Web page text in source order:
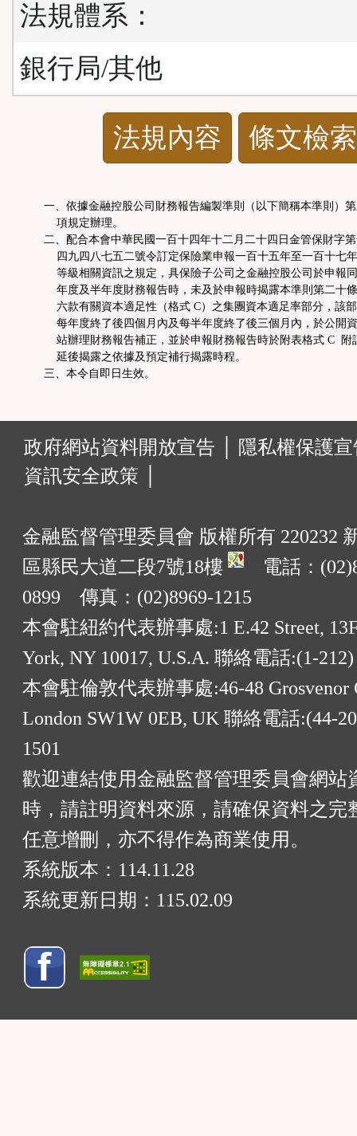
法規體系：
銀行局/其他
法規內容 條文檢索
一、依據金融控股公司財務報告編製準則（以下簡稱本準則）第
項規定辦理。
二、配合本會中華民國一百十四年十二月二十四日金管保財字第
四九四八七五二號令訂定保險業申報一百十五年至一百十七年
等級相關資訊之規定，具保險子公司之金融控股公司於申報同
年度及半年度財務報告時，未及於申報時揭露本準則第二十條
六款有關資本適足性（格式 C）之集團資本適足率部分，該部
每年度終了後四個月內及每半年度終了後三個月內，於公開資
站辦理財務報告補正，並於申報財務報告時於附表格式 C 附
延後揭露之依據及預定補行揭露時程。
三、本令自即日生效。
政府網站資料開放宣告 │
隱私權保護
資訊安全政策 │
金融監督管理委員會 版權所有 220232
區縣民大道二段7號18樓
電話：
0899 傳真：(02)8969-1215
本會駐紐約代表辦事處:1 E.42 Street,
York, NY 10017, U.S.A. 聯絡電話:(1-212)
本會駐倫敦代表辦事處:46-48 Grosvenor
London SW1W 0EB, UK 聯絡電話:(44-
1501
歡迎連結使用金融監督管理委員會網站
時，請註明資料來源，請確保資料之完
任意增刪，亦不得作為商業使用。
系統版本： 114.11.28
系統更新日期： 115.02.09